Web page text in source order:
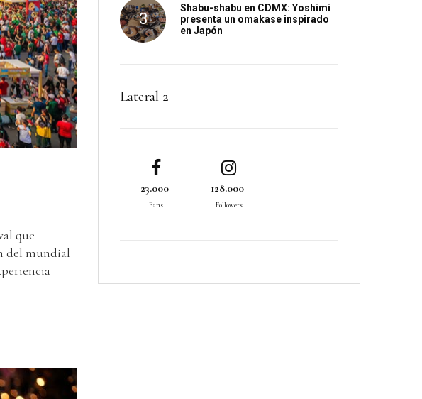
que
del mundial
Shabu-shabu en CDMX: Yoshimi
presenta un omakase inspirado
en Japón
Lateral 2
23.000
Fans
128.000
Followers